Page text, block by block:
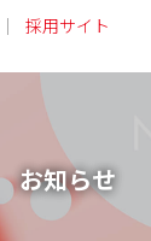
採用サイト
お知らせ